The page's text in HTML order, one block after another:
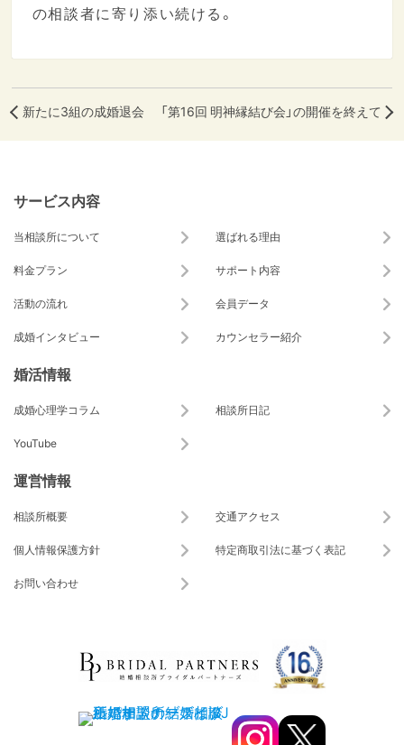
の相談者に寄り添い続ける。
新たに3組の成婚退会 「第16回 明神縁結び会」の開催を終えて
サービス内容
当相談所について 選ばれる理由
料金プラン サポート内容
活動の流れ 会員データ
成婚インタビュー カウンセラー紹介
婚活情報
成婚心理学コラム 相談所日記
YouTube
運営情報
相談所概要 交通アクセス
個人情報保護方針 特定商取引法に基づく表記
お問い合わせ